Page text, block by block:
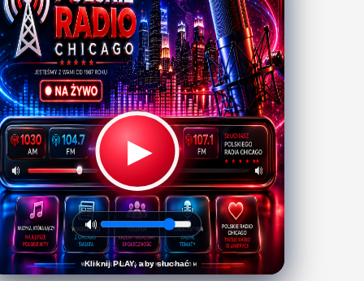
▶
🔊
Kliknij PLAY, aby słuchać